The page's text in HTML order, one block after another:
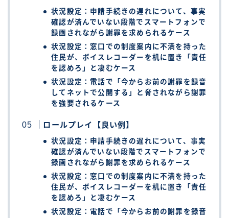
状況設定：申請手続きの遅れについて、事実
確認が済んでいない段階でスマートフォンで
録画されながら謝罪を求められるケース
状況設定：窓口での制度案内に不満を持った
住民が、ボイスレコーダーを机に置き「責任
を認めろ」と凄むケース
状況設定：電話で「今からお前の謝罪を録音
してネットで公開する」と脅されながら謝罪
を強要されるケース
ロールプレイ【良い例】
状況設定：申請手続きの遅れについて、事実
確認が済んでいない段階でスマートフォンで
録画されながら謝罪を求められるケース
状況設定：窓口での制度案内に不満を持った
住民が、ボイスレコーダーを机に置き「責任
を認めろ」と凄むケース
状況設定：電話で「今からお前の謝罪を録音